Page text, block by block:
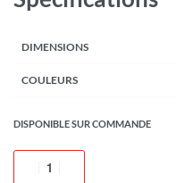
DIMENSIONS
COULEURS
DISPONIBLE SUR COMMANDE